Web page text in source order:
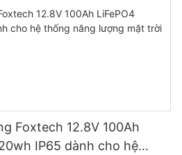
Foxtech 12.8V 100Ah
IP65 dành cho hệ